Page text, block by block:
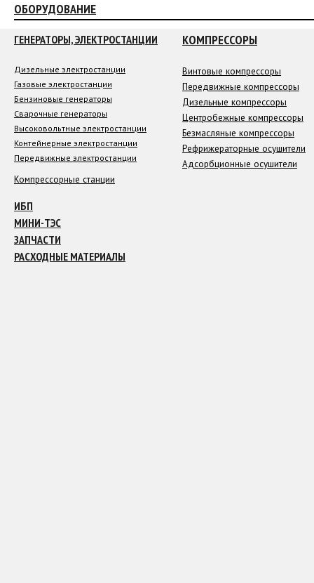
ОБОРУДОВАНИЕ
ГЕНЕРАТОРЫ, ЭЛЕКТРОСТАНЦИИ
Дизельные электростанции
Газовые электростанции
Бензиновые генераторы
Сварочные генераторы
Высоковольтные электростанции
Контейнерные электростанции
Передвижные электростанции
КОМПРЕССОРЫ
Винтовые компрессоры
Передвижные компрессоры
Дизельные компрессоры
Центробежные компрессоры
Безмасляные компрессоры
Рефрижераторные осушители
Адсорбционные осушители
Компрессорные станции
ИБП
МИНИ-ТЭС
ЗАПЧАСТИ
РАСХОДНЫЕ МАТЕРИАЛЫ